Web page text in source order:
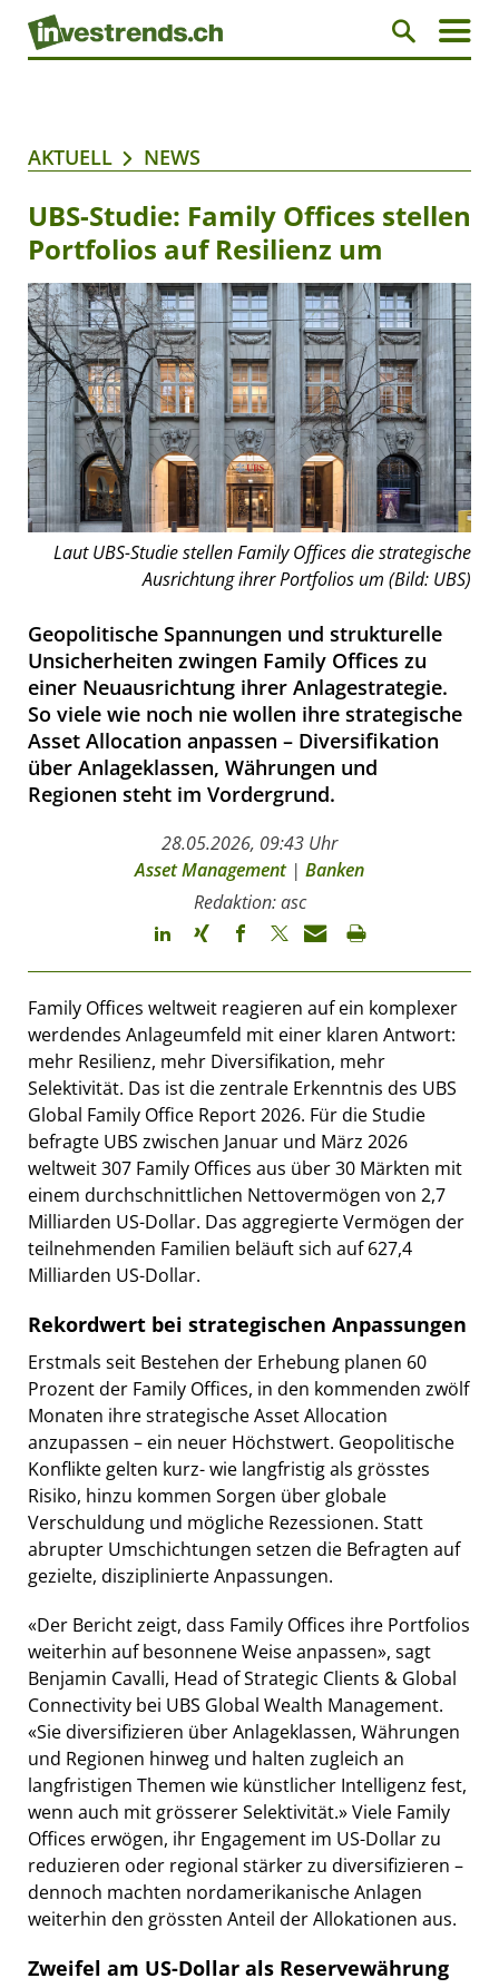
AKTUELL NEWS
UBS-Studie: Family Offices stellen
Portfolios auf Resilienz um
Laut UBS-Studie stellen Family Offices die strategische
Ausrichtung ihrer Portfolios um (Bild: UBS)
Geopolitische Spannungen und strukturelle
Unsicherheiten zwingen Family Offices zu
einer Neuausrichtung ihrer Anlagestrategie.
So viele wie noch nie wollen ihre strategische
Asset Allocation anpassen – Diversifikation
über Anlageklassen, Währungen und
Regionen steht im Vordergrund.
28.05.2026, 09:43 Uhr
Asset Management| Banken
Redaktion: asc
Family Offices weltweit reagieren auf ein komplexer
werdendes Anlageumfeld mit einer klaren Antwort:
mehr Resilienz, mehr Diversifikation, mehr
Selektivität. Das ist die zentrale Erkenntnis des UBS
Global Family Office Report 2026. Für die Studie
befragte UBS zwischen Januar und März 2026
weltweit 307 Family Offices aus über 30 Märkten mit
einem durchschnittlichen Nettovermögen von 2,7
Milliarden US-Dollar. Das aggregierte Vermögen der
teilnehmenden Familien beläuft sich auf 627,4
Milliarden US-Dollar.
Rekordwert bei strategischen Anpassungen
Erstmals seit Bestehen der Erhebung planen 60
Prozent der Family Offices, in den kommenden zwölf
Monaten ihre strategische Asset Allocation
anzupassen – ein neuer Höchstwert. Geopolitische
Konflikte gelten kurz- wie langfristig als grösstes
Risiko, hinzu kommen Sorgen über globale
Verschuldung und mögliche Rezessionen. Statt
abrupter Umschichtungen setzen die Befragten auf
gezielte, disziplinierte Anpassungen.
«Der Bericht zeigt, dass Family Offices ihre Portfolios
weiterhin auf besonnene Weise anpassen», sagt
Benjamin Cavalli, Head of Strategic Clients & Global
Connectivity bei UBS Global Wealth Management.
«Sie diversifizieren über Anlageklassen, Währungen
und Regionen hinweg und halten zugleich an
langfristigen Themen wie künstlicher Intelligenz fest,
wenn auch mit grösserer Selektivität.» Viele Family
Offices erwögen, ihr Engagement im US-Dollar zu
reduzieren oder regional stärker zu diversifizieren –
dennoch machten nordamerikanische Anlagen
weiterhin den grössten Anteil der Allokationen aus.
Zweifel am US-Dollar als Reservewährung